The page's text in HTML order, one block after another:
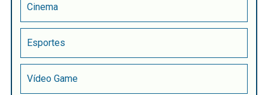
Cinema
Esportes
Vídeo Game